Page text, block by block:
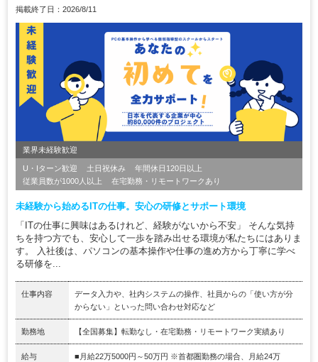
掲載終了日：2026/8/11
業界未経験歓迎
U・Iターン歓迎 土日祝休み
年間休日120日以上
従業員数が1000人以上
在宅勤務・リモートワークあり
未経験から始めるITの仕事。安心の研修とサポート環境
「ITの仕事に興味はあるけれど、経験がないから不安」 そんな気持
ちを持つ方でも、安心して一歩を踏み出せる環境が私たちにはありま
す。 入社後は、パソコンの基本操作や仕事の進め方から丁寧に学べ
る研修を...
仕事内容
データ入力や、社内システムの操作、社員からの「使い方が分
からない」といった問い合わせ対応など
勤務地 【全国募集】転勤なし・在宅勤務・リモートワーク実績あり
給与
■月給22万5000円～50万円 ※首都圏勤務の場合、月給24万